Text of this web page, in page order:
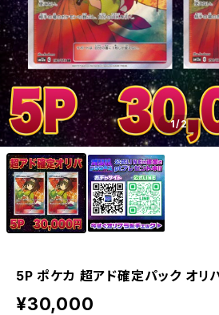
1/2
5P ポケカ 超アド確定パック オリ
¥30,000